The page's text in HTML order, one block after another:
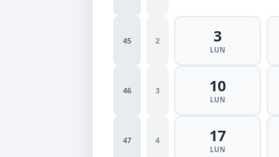
45 2 3
LUN
46 3 10
LUN
47 4 17
LUN